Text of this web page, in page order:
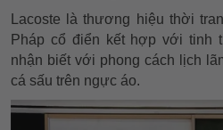
Lacoste là thương hiệu thời
Pháp cổ điển kết hợp với tinh
nhận biết với phong cách lịch
cá sấu trên ngực áo.